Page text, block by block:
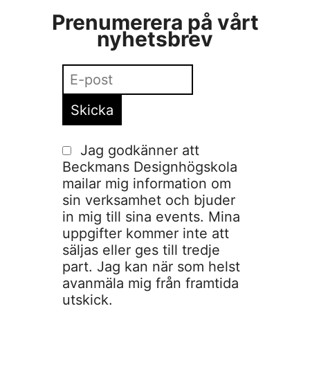
Prenumerera på vårt
nyhetsbrev
Jag godkänner att
Beckmans Designhögskola
mailar mig information om
sin verksamhet och bjuder
in mig till sina events. Mina
uppgifter kommer inte att
säljas eller ges till tredje
part. Jag kan när som helst
avanmäla mig från framtida
utskick.